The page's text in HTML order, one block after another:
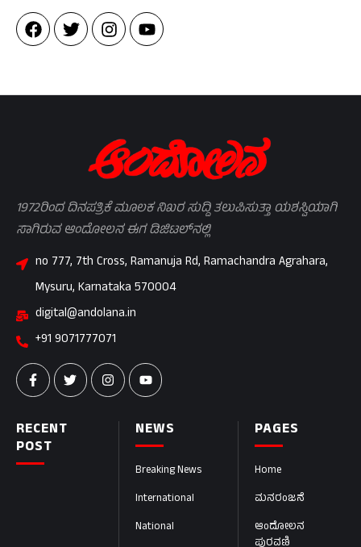
PAGES
Home
ಮನರಂಜನೆ
ಆಂದೋಲನ
NEWS
Breaking News
International
National
RECENT
POST
1972ರಿಂದ ದಿನಪತ್ರಿಕೆ ಮೂಲಕ ನಿಖರ ಸುದ್ದಿ ತಲುಪಿಸುತ್ತಾ ಯಶಸ್ವಿಯಾಗಿ
ಸಾಗಿರುವ ಆಂದೋಲನ ಈಗ ಡಿಜಿಟಲ್‌ನಲ್ಲಿ
no 777, 7th Cross, Ramanuja Rd, Ramachandra Agrahara,
Mysuru, Karnataka 570004
digital@andolana.in
+91 9071777071